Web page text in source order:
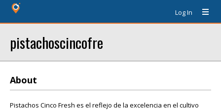
Log In
pistachoscincofre
About
Pistachos Cinco Fresh es el reflejo de la excelencia en el cultivo